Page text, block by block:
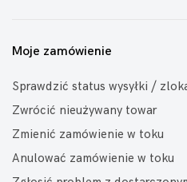
Moje zamówienie
Sprawdzić status wysyłki /
Zwrócić nieużywany towar
Zmienić zamówienie w toku
Anulować zamówienie w toku